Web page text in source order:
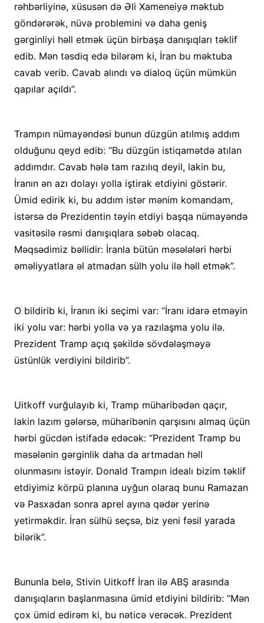
rəhbərliyinə, xüsusən də Əli Xameneiyə məktub
göndərərək, nüvə problemini və daha geniş
gərginliyi həll etmək üçün birbaşa danışıqları təklif
edib. Mən təsdiq edə bilərəm ki, İran bu məktuba
cavab verib. Cavab alındı və dialoq üçün mümkün
qapılar açıldı”.
Trampın nümayəndəsi bunun düzgün atılmış addım
olduğunu qeyd edib: “Bu düzgün istiqamətdə atılan
addımdır. Cavab hələ tam razılıq deyil, lakin bu,
İranın ən azı dolayı yolla iştirak etdiyini göstərir.
Ümid edirik ki, bu addım istər mənim komandam,
istərsə də Prezidentin təyin etdiyi başqa nümayəndə
vasitəsilə rəsmi danışıqlara səbəb olacaq.
Məqsədimiz bəllidir: İranla bütün məsələləri hərbi
əməliyyatlara əl atmadan sülh yolu ilə həll etmək”.
O bildirib ki, İranın iki seçimi var: “İranı idarə etməyin
iki yolu var: hərbi yolla və ya razılaşma yolu ilə.
Prezident Tramp açıq şəkildə sövdələşməyə
üstünlük verdiyini bildirib”.
Uitkoff vurğulayıb ki, Tramp müharibədən qaçır,
lakin lazım gələrsə, müharibənin qarşısını almaq üçün
hərbi gücdən istifadə edəcək: “Prezident Tramp bu
məsələnin gərginlik daha da artmadan həll
olunmasını istəyir. Donald Trampın idealı bizim təklif
etdiyimiz körpü planına uyğun olaraq bunu Ramazan
və Pasxadan sonra aprel ayına qədər yerinə
yetirməkdir. İran sülhü seçsə, biz yeni fəsil yarada
bilərik”.
Bununla belə, Stivin Uitkoff İran ilə ABŞ arasında
danışıqların başlanmasına ümid etdiyini bildirib: “Mən
çox ümid edirəm ki, bu nəticə verəcək. Prezident